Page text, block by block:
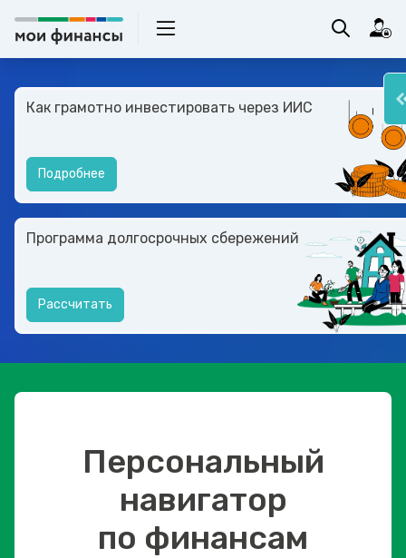
Как грамотно инвестировать через ИИС
Подробнее
Программа долгосрочных сбережений
Рассчитать
Персональный
навигатор
по финансам